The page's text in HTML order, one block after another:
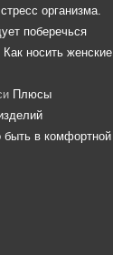
организма.
поберечься
Как носить женские
Плюсы
быть в комфортной